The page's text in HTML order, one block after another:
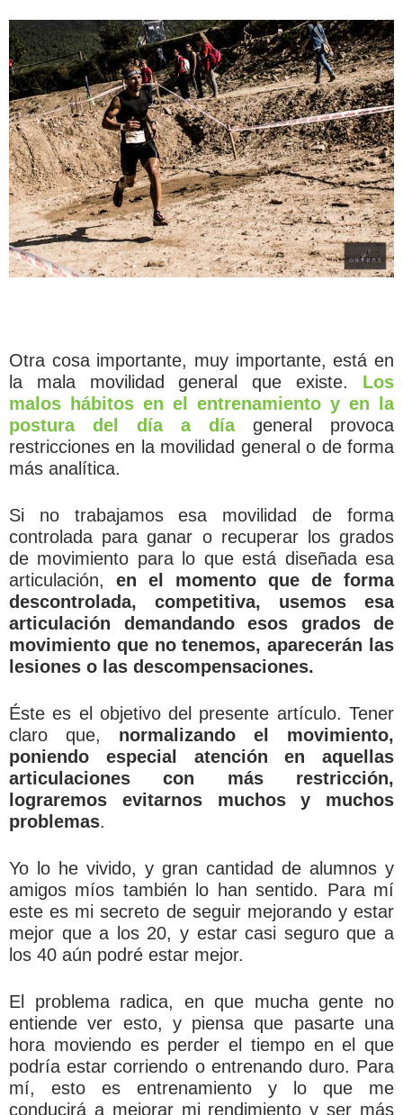
Otra cosa importante, muy importante, está en
la mala movilidad general que existe. Los
malos hábitos en el entrenamiento y en la
postura del día a díageneral provoca
restricciones en la movilidad general o de forma
más analítica.
Si no trabajamos esa movilidad de forma
controlada para ganar o recuperar los grados
de movimiento para lo que está diseñada esa
articulación, en el momento que de forma
descontrolada, competitiva, usemos esa
articulación demandando esos grados de
movimiento que no tenemos, aparecerán las
lesiones o las descompensaciones.
Éste es el objetivo del presente artículo. Tener
claro que, normalizando el movimiento,
poniendo especial atención en aquellas
articulaciones con más restricción,
lograremos evitarnos muchos y muchos
problemas.
Yo lo he vivido, y gran cantidad de alumnos y
amigos míos también lo han sentido. Para mí
este es mi secreto de seguir mejorando y estar
mejor que a los 20, y estar casi seguro que a
los 40 aún podré estar mejor.
El problema radica, en que mucha gente no
entiende ver esto, y piensa que pasarte una
hora moviendo es perder el tiempo en el que
podría estar corriendo o entrenando duro. Para
mí, esto es entrenamiento y lo que me
conducirá a mejorar mi rendimiento y ser más